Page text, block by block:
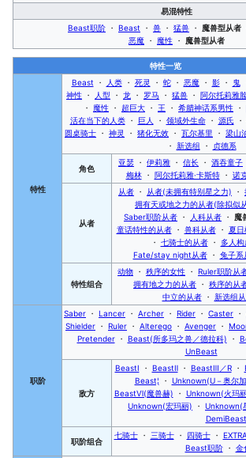
易混特性
Beast职阶 ・ Beast ・ 兽 ・ 猛兽 ・ 魔兽型从者
恶魔 ・ 魔性 ・ 魔兽型从者
特性一览
特性
Beast ・ 人类・ 死灵 ・ 蛇・ 恶魔・ 影・ 鬼
神性 ・ 人型 ・ 龙 ・ 罗马 ・ 猛兽 ・ 阿尔托莉雅
・ 魔性 ・ 超巨大 ・ 王 ・ 希腊神话系男性 ・
活在当下的人类・ 巨人 ・ 领域外生命・ 源氏 ・
圆桌骑士 ・ 神灵 ・ 猪化无效 ・ 瓦尔基里 ・ 梁山
・ 新选组 ・ 贞德系
角色
亚瑟 ・ 伊莉雅 ・ 信长 ・ 酒吞童子
梅林・ 阿尔托莉雅·卡斯特・ 诺
从者
从者 ・ 从者(未拥有特别星之力) ・
拥有天或地之力的从者(除拟似
Saber职阶从者 ・ 人科从者 ・ 魔
童话特性的从者・ 兽科从者・ 夏日
・ 七骑士的从者・ 多人
Fate/stay night从者・ 兔子系
特性组合
动物 ・ 秩序的女性 ・ Ruler职阶从
拥有地之力的从者 ・ 秩序的从
中立的从者・ 新选组
职阶
Saber ・ Lancer ・ Archer ・ Rider ・ Caster ・
Shielder ・ Ruler ・ Alterego ・ Avenger ・
Pretender・ Beast(所多玛之兽／德拉科) ・
UnBeast
敌方
BeastⅠ ・ BeastⅡ・ BeastⅢ／R・
Beast¦ ・ Unknown(U－奥尔
BeastⅥ(魔兽赫) ・ Unknown(火玛
Unknown(宏玛丽) ・ Unknown(
DemiBeast
职阶组合
七骑士・ 三骑士・ 四骑士・ EXTRA
Beast职阶・ 金